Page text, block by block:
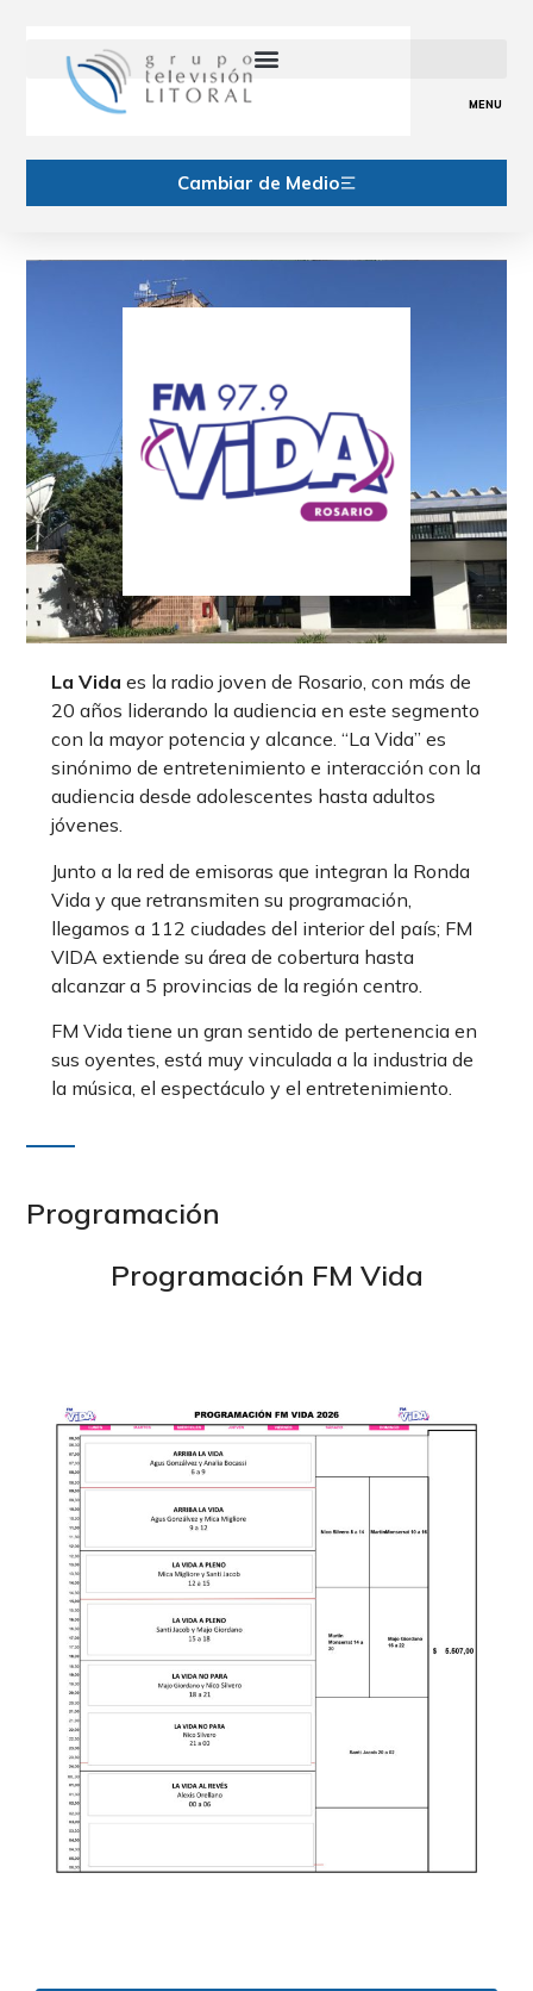
MENU
Cambiar de Medio
La Vida es la radio joven de Rosario, con más de
20 años liderando la audiencia en este segmento
con la mayor potencia y alcance. “La Vida” es
sinónimo de entretenimiento e interacción con la
audiencia desde adolescentes hasta adultos
jóvenes.
Junto a la red de emisoras que integran la Ronda
Vida y que retransmiten su programación,
llegamos a 112 ciudades del interior del país; FM
VIDA extiende su área de cobertura hasta
alcanzar a 5 provincias de la región centro.
FM Vida tiene un gran sentido de pertenencia en
sus oyentes, está muy vinculada a la industria de
la música, el espectáculo y el entretenimiento.
Programación
Programación FM Vida